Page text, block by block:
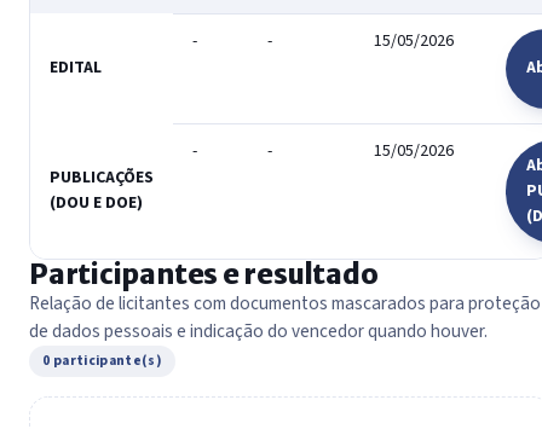
EDITAL
- -
15/05/2026
PUBLICAÇÕES
(DOU E DOE)
- - 15/05/2026
Participantes e resultado
Relação de licitantes com documentos mascarados para proteção
de dados pessoais e indicação do vencedor quando houver.
0 participante(s)